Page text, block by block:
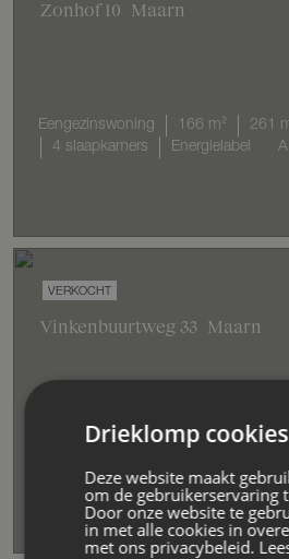
Zonhof 10 Maarn
Eengezinswoning 166 m²
261
4 slaapkamers
Energielabel A
VERKOCHT
Vinkenbuurtweg 33 Maarn
321 m² 4.818 m²
2
Drieklomp cookies
Deze website maakt
om de gebruikerservaring
Door onze website te
in met alle cookies in
met ons privacybeleid.